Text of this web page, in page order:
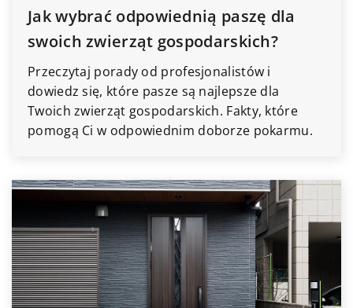
Jak wybrać odpowiednią paszę dla
swoich zwierząt gospodarskich?
Przeczytaj porady od profesjonalistów i
dowiedz się, które pasze są najlepsze dla
Twoich zwierząt gospodarskich. Fakty, które
pomogą Ci w odpowiednim doborze pokarmu.